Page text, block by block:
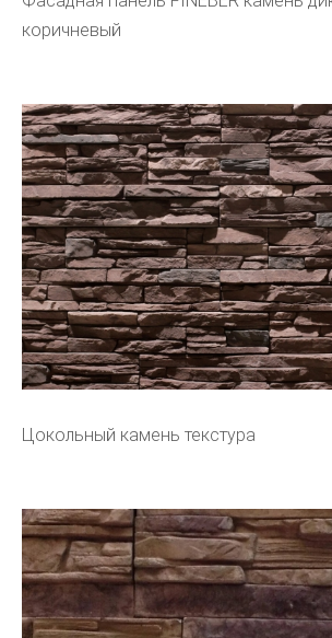
коричневый
Цокольный камень текстура